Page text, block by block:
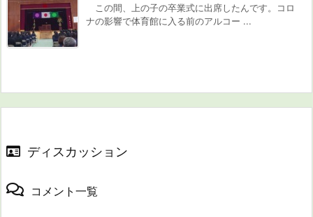
この間、上の子の卒業式に出席したんです。コロ
ナの影響で体育館に入る前のアルコー ...
ディスカッション
コメント一覧